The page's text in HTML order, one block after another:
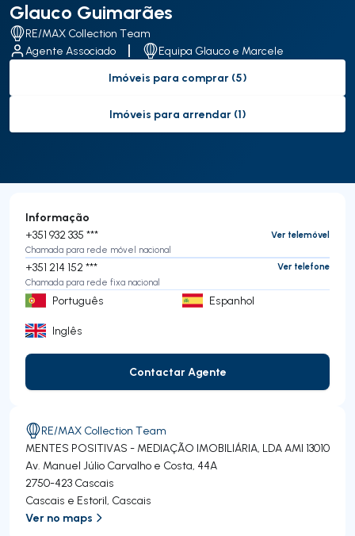
Glauco Guimarães
RE/MAX Collection Team
Agente Associado
Equipa Glauco e Marcele
to-buy-listing
Imóveis para comprar (5)
to-rent-listing
Imóveis para arrendar (1)
Informação
+351 932 335 ***
Ver telemóvel
Chamada para rede móvel nacional
+351 214 152 ***
Ver telefone
Chamada para rede fixa nacional
Português Espanhol
Inglês
Contactar Agente
Contactar Agente
RE/MAX Collection Team
MENTES POSITIVAS - MEDIAÇÃO IMOBILIÁRIA, LDAAMI 13010
Av. Manuel Júlio Carvalho e Costa, 44A
2750-423 Cascais
Cascais e Estoril, Cascais
Ver no maps